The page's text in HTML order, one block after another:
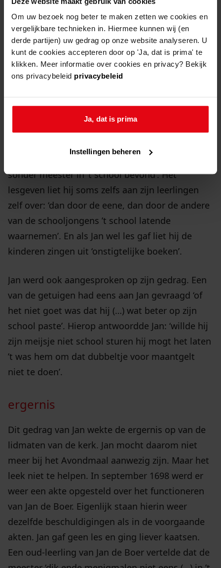
Om uw bezoek nog beter te maken zetten we cookies en
vergelijkbare technieken in. Hiermee kunnen wij (en
derde partijen) uw gedrag op onze website analyseren. U
kunt de cookies accepteren door op 'Ja, dat is prima' te
klikken. Meer informatie over cookies en privacy? Bekijk
ons privacybeleid privacybeleid
Ja, dat is prima
Instellingen beheren
bedde bevonden’. Dit ontkende Jan echter
‘halsterrig’.
niet aanwezig
Door deze activiteiten besteedde Jan blijkbaar
weinig aandacht aan zijn taken als
schoolmeester. Hij was soms zelfs niet aanwezig
kinderen, ‘dog dat hij attestant de kinderen
sonder meester in ’t school bevond’. Het
lesgeven liet hij soms zelfs aan zijn leerlingen
zelf over: ‘dan door de eene, dan door de andere
van de schooljongens ’t school latende
waarnemen’. En als Jan wel les gaf liet hij de
kinderen zingen uit ‘onstigtelijke boeken’.
Jan werd ook aangesproken op zijn gedrag. Een
van de getuigen had eens aan Jan gevraagd ‘of
het niet goet was dat hij (…) wat beter op zijn
school paste’. Hierop antwoordde Jan: ‘willde hij
zijn meijsje niet school sturen hij mogt het laten
’t was hem om dat dubbeltje voor maantgelt
niet te doen’.
ergernis
Dit gedrag van Jan wekte de ergernis op van de
lidmaten van de kerk. Jan mocht daarom niet
meer bij het Avondmaal aanwezig zijn. Maar het
leek niet te helpen. In september 1698 werd er
weer een akte opgesteld over het functioneren
van Jan de Boer. Eigenlijk staan hierin weer
dezelfde beschuldigingen als in de voorgaande
akten. Jan gaf geen les en ging liever kaatsen.
Een oud-leerling van Jan de Boer vertelde dat de